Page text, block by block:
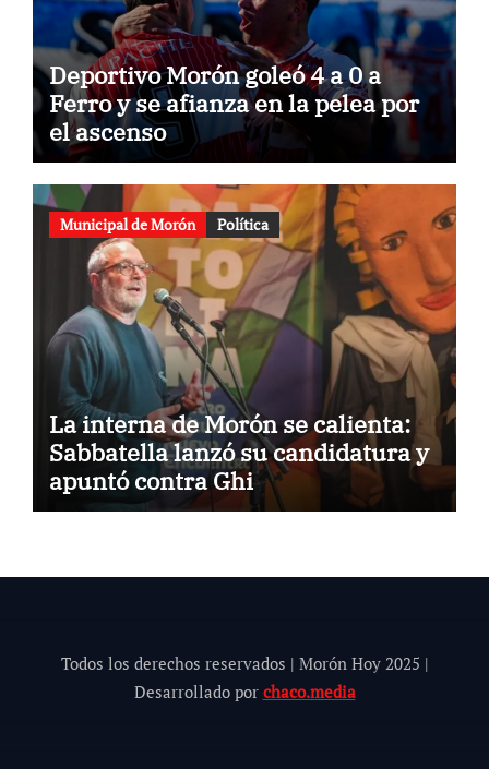
Deportivo Morón goleó 4 a 0 a
Ferro y se afianza en la pelea por
el ascenso
Municipal de Morón Política
La interna de Morón se calienta:
Sabbatella lanzó su candidatura y
apuntó contra Ghi
Todos los derechos reservados | Morón Hoy 2025 |
Desarrollado por chaco.media